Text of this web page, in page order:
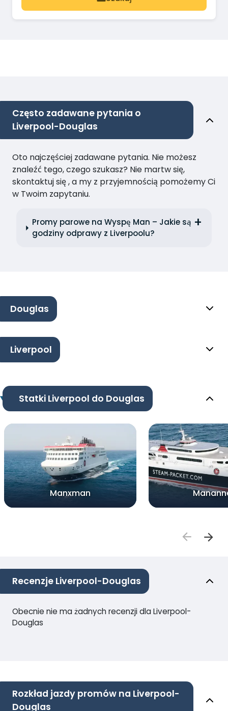
Często zadawane pytania o
Liverpool-Douglas
Oto najczęściej zadawane pytania. Nie możesz
znaleźć tego, czego szukasz? Nie martw się,
skontaktuj się , a my z przyjemnością pomożemy Ci
w Twoim zapytaniu.
Promy parowe na Wyspę Man – Jakie są
godziny odprawy z Liverpoolu?
Douglas
Liverpool
Statki Liverpool do Douglas
Manxman
Recenzje Liverpool-Douglas
Obecnie nie ma żadnych recenzji dla Liverpool-
Douglas
Rozkład jazdy promów na Liverpool-
Douglas